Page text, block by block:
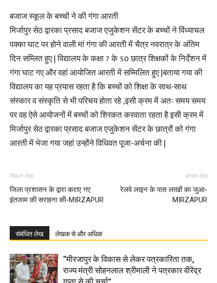
बजाज स्कूल के बच्चों ने की गंगा आरती
मिर्जापुर सेठ द्वारका प्रसाद बजाज एजुकेशन सेंटर के बच्चों ने विंध्याचल
पक्का घाट पर होने वाली मां गंगा की आरती में चैत्र नवरात्र के अंतिम
दिन सम्लित हुए | विद्यालय के कक्षा 7 के 50 छात्र शिक्षकों के निर्देशन में
गंगा घाट गए और वहां आयोजित आरती में सम्मिलित हुए |बताया गया की
विद्यालय का यह प्रयास रहता है कि बच्चों को शिक्षा के साथ-साथ
संस्कार व संस्कृति से भी परिचय होता रहे ,इसी क्रम में अतः समय समय
पर वह ऐसे आयोजनों में बच्चों को शिरकत करवाता रहता है इसी क्रम में
मिर्जापुर सेठ द्वारका प्रसाद बजाज एजुकेशन सेंटर के छात्रों को गंगा
आरती में भेजा गया जहां उन्होंने विधिवत पूजा-अर्चना की |
पिछला लेख
जिला प्रशासन के द्वारा कराए गए
इंतजाम की सराहना की-MIRZAPUR
अगला लेख
रेलवे लाइन के पास लाखों का जुआ-
MIRZAPUR
संबंधित लेख लेखक से और अधिक
“मीरजापुर के विकास से लेकर पत्रकारिता तक,
राज्य मंत्री सोहनलाल श्रीमाली ने पत्रकार वीरेंद्र